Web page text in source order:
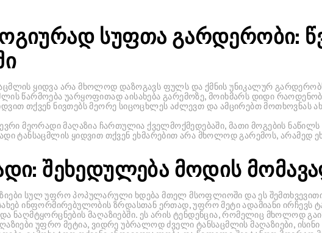
სუფთა გარდერობი:
ყიდვა არა მხოლოდ დაზოგავს ფულს და ქმნის უნიკალურ
წარმოება უარყოფითად აისახება გარემოზე, მოიხმარს დიდი
თქვენ ნივთებს მეორე სიცოცხლეს აძლევთ და ამცირებთ მოთხოვნას
მეორადი მაღაზია ჩართულია ქველმოქმედებაში, მათი მოგების
ტანსაცმლის ყიდვით თქვენ ეხმარებით არა მხოლოდ გარემოს, არამედ
შეხედულება მოდის
სულ უფრო პოპულარული ხდება მთელ მსოფლიოში და ეს
ინფორმირებულობის ზრდასთან ერთად, უფრო მეტი ადამიანი ირჩევს
ნაღმტყორცნების მაღაზიებში. ეს არის ტენდენცია, რომელიც მხოლოდ
უფრო მეტია, ვიდრე უბრალოდ ძველი ტანსაცმლის მაღაზიები,